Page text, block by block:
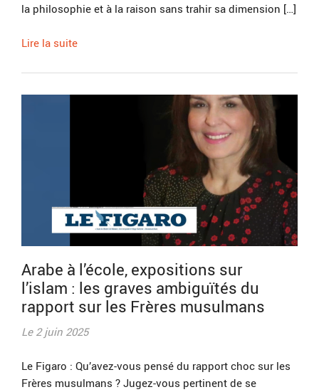
la philosophie et à la raison sans trahir sa dimension […]
Lire la suite
Arabe à l’école, expositions sur
l’islam : les graves ambiguïtés du
rapport sur les Frères musulmans
Le 2 juin 2025
Le Figaro : Qu’avez-vous pensé du rapport choc sur les
Frères musulmans ? Jugez-vous pertinent de se